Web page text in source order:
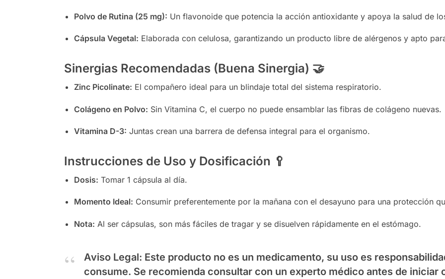
Polvo de Rutina (25 mg): Un flavonoide que potencia la acción antioxidante y apoya la salud de
Cápsula Vegetal: Elaborada con celulosa, garantizando un producto libre de alérgenos y apto
Sinergias Recomendadas (Buena Sinergia) 🤝
Zinc Picolinate: El compañero ideal para un blindaje total del sistema respiratorio.
Colágeno en Polvo: Sin Vitamina C, el cuerpo no puede ensamblar las fibras de colágeno nuevas.
Vitamina D-3: Juntas crean una barrera de defensa integral para el organismo.
Instrucciones de Uso y Dosificación 🥄
Dosis: Tomar 1 cápsula al día.
Momento Ideal: Consumir preferentemente por la mañana con el desayuno para una protección
Nota: Al ser cápsulas, son más fáciles de tragar y se disuelven rápidamente en el estómago.
Aviso Legal: Este producto no es un medicamento, su uso es
consume. Se recomienda consultar con un experto médico antes de iniciar